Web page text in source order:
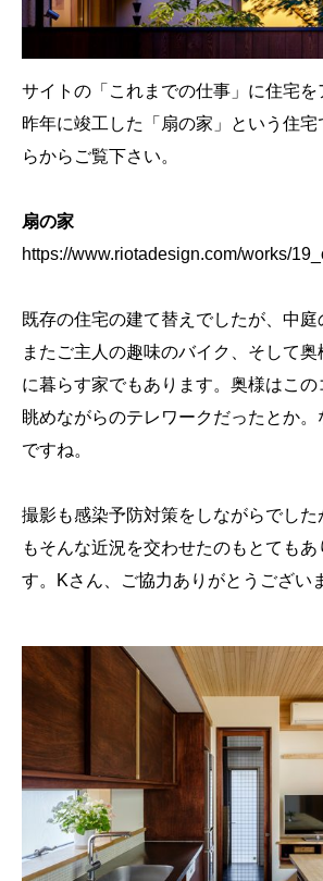
サイトの「これまでの仕事」に住宅を
昨年に竣工した「扇の家」という住宅
らからご覧下さい。
扇の家
https://www.riotadesign.com/works/
既存の住宅の建て替えでしたが、中庭
またご主人の趣味のバイク、そして
に暮らす家でもあります。奥様はこ
眺めながらのテレワークだったとか
ですね。
撮影も感染予防対策をしながらでした
もそんな近況を交わせたのもとても
す。Kさん、ご協力ありがとうござい